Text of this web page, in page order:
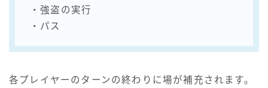
・強盗の実行
・パス
各プレイヤーのターンの終わりに場が補充されます。